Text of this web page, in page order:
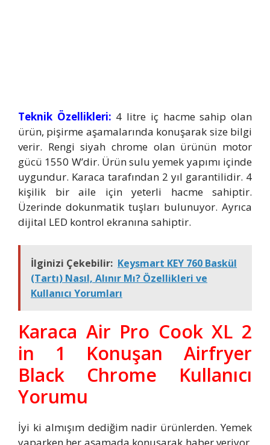
Teknik Özellikleri: 4 litre iç hacme sahip olan
ürün, pişirme aşamalarında konuşarak size bilgi
verir. Rengi siyah chrome olan ürünün motor
gücü 1550 W’dir. Ürün sulu yemek yapımı içinde
uygundur. Karaca tarafından 2 yıl garantilidir. 4
kişilik bir aile için yeterli hacme sahiptir.
Üzerinde dokunmatik tuşları bulunuyor. Ayrıca
dijital LED kontrol ekranına sahiptir.
İlginizi Çekebilir: Keysmart KEY 760 Baskül
(Tartı) Nasıl, Alınır Mı? Özellikleri ve
Kullanıcı Yorumları
Karaca Air Pro Cook XL 2
in 1 Konuşan Airfryer
Black Chrome Kullanıcı
Yorumu
İyi ki almışım dediğim nadir ürünlerden. Yemek
yaparken her aşamada konuşarak haber veriyor,